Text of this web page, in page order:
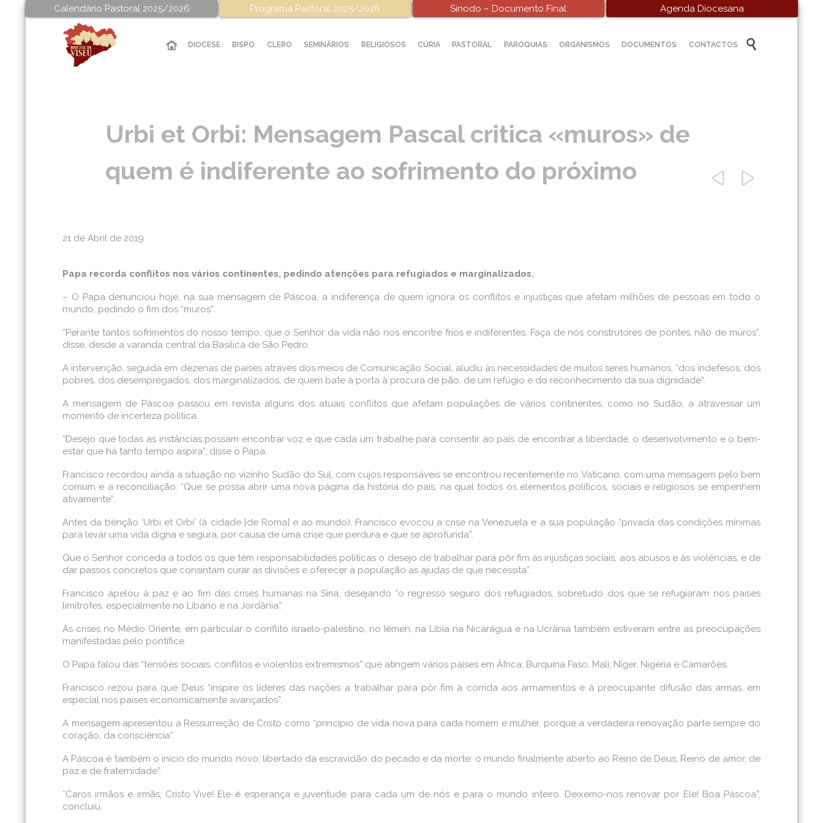
Calendário Pastoral 2025/2026 Programa Pastoral 2025/2026 Sínodo – Documento Final Agenda Diocesana
Skip
to
DIOCESE BISPO CLERO SEMINÁRIOS RELIGIOSOS CÚRIA PASTORAL PARÓQUIAS ORGANISMOS DOCUMENTOS CONTACTOS 
Urbi et Orbi: Mensagem Pascal critica «muros» de
quem é indiferente ao sofrimento do próximo
 
21 de Abril de 2019
Papa recorda conflitos nos vários continentes, pedindo atenções para refugiados e marginalizados.
– O Papa denunciou hoje, na sua mensagem de Páscoa, a indiferença de quem ignora os conflitos e injustiças que afetam milhões de pessoas em todo o
mundo, pedindo o fim dos “muros”.
“Perante tantos sofrimentos do nosso tempo, que o Senhor da vida não nos encontre frios e indiferentes. Faça de nós construtores de pontes, não de muros”,
disse, desde a varanda central da Basílica de São Pedro.
A intervenção, seguida em dezenas de países através dos meios de Comunicação Social, aludiu às necessidades de muitos seres humanos, “dos indefesos, dos
pobres, dos desempregados, dos marginalizados, de quem bate à porta à procura de pão, de um refúgio e do reconhecimento da sua dignidade”.
A mensagem de Páscoa passou em revista alguns dos atuais conflitos que afetam populações de vários continentes, como no Sudão, a atravessar um
momento de incerteza política.
“Desejo que todas as instâncias possam encontrar voz e que cada um trabalhe para consentir ao país de encontrar a liberdade, o desenvolvimento e o bem-
estar que há tanto tempo aspira”, disse o Papa.
Francisco recordou ainda a situação no vizinho Sudão do Sul, com cujos responsáveis se encontrou recentemente no Vaticano, com uma mensagem pelo bem
comum e a reconciliação: “Que se possa abrir uma nova página da história do país, na qual todos os elementos políticos, sociais e religiosos se empenhem
ativamente”.
Antes da bênção ‘Urbi et Orbi’ (à cidade [de Roma] e ao mundo), Francisco evocou a crise na Venezuela e a sua população “privada das condições mínimas
para levar uma vida digna e segura, por causa de uma crise que perdura e que se aprofunda”.
Que o Senhor conceda a todos os que têm responsabilidades políticas o desejo de trabalhar para pôr fim às injustiças sociais, aos abusos e às violências, e de
dar passos concretos que consintam curar as divisões e oferecer à população as ajudas de que necessita”.
Francisco apelou à paz e ao fim das crises humanas na Síria, desejando “o regresso seguro dos refugiados, sobretudo dos que se refugiaram nos países
limítrofes, especialmente no Líbano e na Jordânia”.
As crises no Médio Oriente, em particular o conflito israelo-palestino, no Iémen, na Líbia na Nicarágua e na Ucrânia também estiveram entre as preocupações
manifestadas pelo pontífice.
O Papa falou das “tensões sociais, conflitos e violentos extremismos” que atingem vários países em África: Burquina Faso, Mali, Níger, Nigéria e Camarões.
Francisco rezou para que Deus “inspire os líderes das nações a trabalhar para pôr fim à corrida aos armamentos e à preocupante difusão das armas, em
especial nos países economicamente avançados”.
A mensagem apresentou a Ressurreição de Cristo como “princípio de vida nova para cada homem e mulher, porque a verdadeira renovação parte sempre do
coração, da consciência”.
A Páscoa é também o início do mundo novo, libertado da escravidão do pecado e da morte: o mundo finalmente aberto ao Reino de Deus, Reino de amor, de
paz e de fraternidade”.
“Caros irmãos e irmãs, Cristo Vive! Ele é esperança e juventude para cada um de nós e para o mundo inteiro. Deixemo-nos renovar por Ele! Boa Páscoa”,
concluiu.